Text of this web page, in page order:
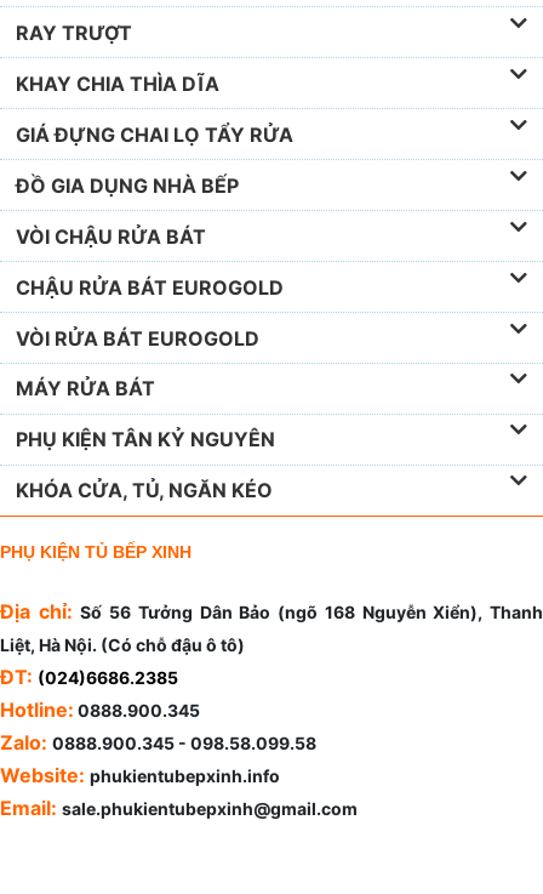
RAY TRƯỢT
KHAY CHIA THÌA DĨA
GIÁ ĐỰNG CHAI LỌ TẨY RỬA
ĐỒ GIA DỤNG NHÀ BẾP
VÒI CHẬU RỬA BÁT
CHẬU RỬA BÁT EUROGOLD
VÒI RỬA BÁT EUROGOLD
MÁY RỬA BÁT
PHỤ KIỆN TÂN KỶ NGUYÊN
KHÓA CỬA, TỦ, NGĂN KÉO
PHỤ KIỆN TỦ BẾP XINH
Địa chỉ: Số 56 Tưởng Dân Bảo (ngõ 168 Nguyễn Xiển), Thanh
Liệt, Hà Nội. (Có chỗ đậu ô tô)
ĐT: (024)6686.2385
Hotline: 0888.900.345
Zalo: 0888.900.345 - 098.58.099.58
Website: phukientubepxinh.info
Email: sale.phukientubepxinh@gmail.com